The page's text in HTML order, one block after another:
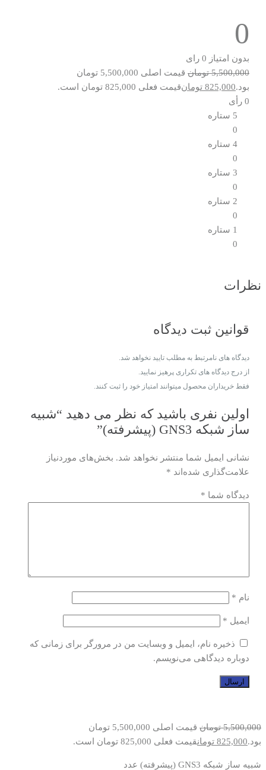
0
بدون امتیاز 0 رای
5,500,000 تومان
قیمت اصلی 5,500,000 تومان
بود.825,000 تومانقیمت فعلی 825,000 تومان است.
0 رأی
5 ستاره
0
4 ستاره
0
3 ستاره
0
2 ستاره
0
1 ستاره
0
نظرات
قوانین ثبت دیدگاه
دیدگاه های نامرتبط به مطلب تایید نخواهد شد.
از درج دیدگاه های تکراری پرهیز نمایید.
فقط خریداران محصول میتوانند امتیاز خود را ثبت کنند.
اولین نفری باشید که نظر می دهید “شبیه
ساز شبکه GNS3 (پیشرفته)”
نشانی ایمیل شما منتشر نخواهد شد. بخش‌های موردنیاز
علامت‌گذاری شده‌اند *
دیدگاه شما *
نام *
ایمیل *
ذخیره نام، ایمیل و وبسایت من در مرورگر برای زمانی که
دوباره دیدگاهی می‌نویسم.
5,500,000 تومان
قیمت اصلی 5,500,000 تومان
بود.825,000 تومانقیمت فعلی 825,000 تومان است.
شبیه ساز شبکه GNS3 (پیشرفته) عدد